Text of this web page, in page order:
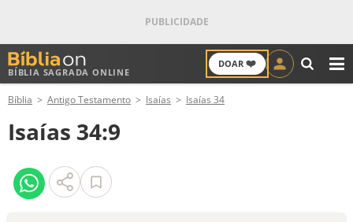
BÍBLIA SAGRADA ONLINE
DOAR ❤️
ANTIGO TESTAMENTO
NOVO TESTAMENTO
VERSÍCULOS
Bíblia Antigo Testamento Isaías Isaías 34
Isaías 34:9